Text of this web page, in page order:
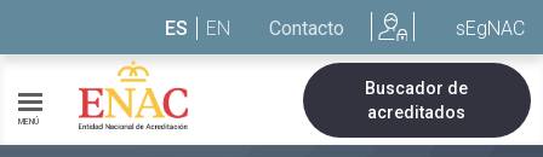
ES EN Contacto sEgNAC
MENÚ
Buscador de
acreditados